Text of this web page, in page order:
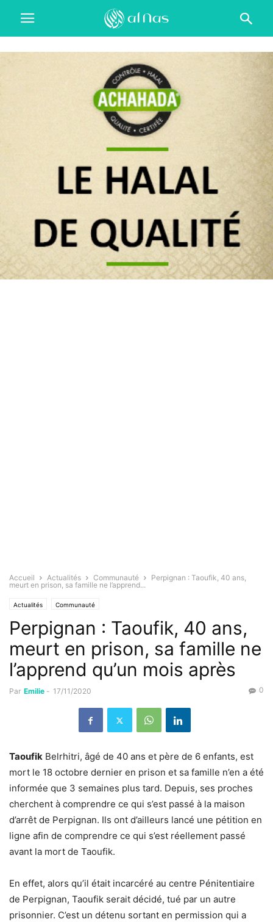
Accueil Actualités Communauté
Perpignan : Taoufik, 40 ans,
meurt en prison, sa famille ne l’apprend...
Actualités Communauté
Perpignan : Taoufik, 40 ans,
meurt en prison, sa famille ne
l’apprend qu’un mois après
Par Emilie - 17/11/2020 0
Taoufik Belrhitri, âgé de 40 ans et père de 6 enfants, est
mort le 18 octobre dernier en prison et sa famille n’en a été
informée que 3 semaines plus tard. Depuis, ses proches
cherchent à comprendre ce qui s’est passé à la maison
d’arrêt de Perpignan. Ils ont d’ailleurs lancé une pétition en
ligne afin de comprendre ce qui s’est réellement passé
avant la mort de Taoufik.
En effet, alors qu’il était incarcéré au centre Pénitentiaire
de Perpignan, Taoufik serait décidé, tué par un autre
prisonnier. C’est un détenu sortant en permission qui a